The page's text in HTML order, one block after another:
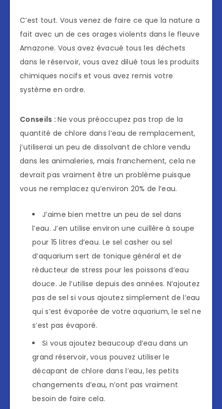
C’est tout. Vous venez de faire ce que la nature a
fait avec un de ces orages violents dans le fleuve
Amazone. Vous avez évacué tous les déchets
dans le réservoir, vous avez dilué tous les produits
chimiques nocifs et vous avez remis votre
système en ordre.
Conseils :Ne vous préoccupez pas trop de la
quantité de chlore dans l’eau de remplacement,
j’utiliserai un peu de dissolvant de chlore vendu
dans les animaleries, mais franchement, cela ne
devrait pas vraiment être un problème puisque
vous ne remplacez qu’environ 20% de l’eau.
J’aime bien mettre un peu de sel dans
l’eau. J’en utilise environ une cuillère à soupe
pour 15 litres d’eau. Le sel casher ou sel
d’aquarium sert de tonique général et de
réducteur de stress pour les poissons d’eau
douce. Je l’utilise depuis des années. N’ajoutez
pas de sel si vous ajoutez simplement de l’eau
qui s’est évaporée de votre aquarium, le sel ne
s’est pas évaporé.
Si vous ajoutez beaucoup d’eau dans un
grand réservoir, vous pouvez utiliser le
décapant de chlore dans l’eau, les petits
changements d’eau, n’ont pas vraiment
besoin de faire cela.